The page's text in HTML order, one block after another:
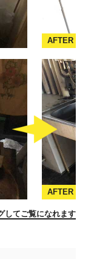
AFTER
AFTER
してご覧になれます